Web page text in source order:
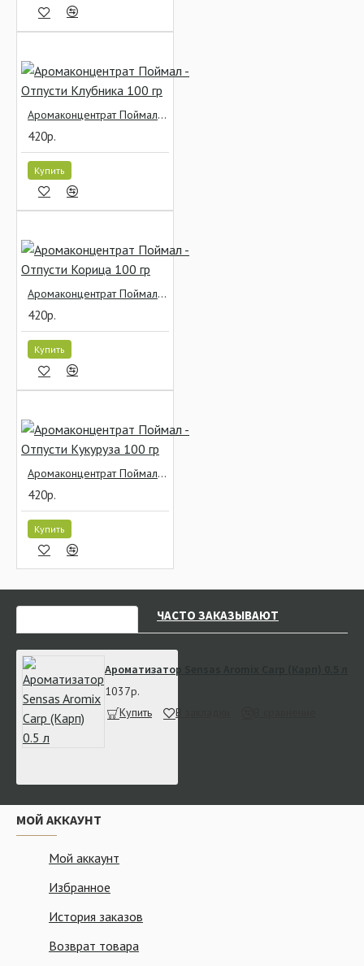
Аромаконцентрат Поймал - Отпусти Клубника 100 гр
420р.
Купить
Аромаконцентрат Поймал - Отпусти Корица 100 гр
420р.
Купить
Аромаконцентрат Поймал - Отпусти Кукуруза 100 гр
420р.
Купить
ЧАСТО ЗАКАЗЫВАЮТ
Ароматизатор Sensas Aromix Carp (Карп) 0.5 л
1037р.
Купить
В закладки
МОЙ АККАУНТ
Мой аккаунт
Избранное
История заказов
Возврат товара